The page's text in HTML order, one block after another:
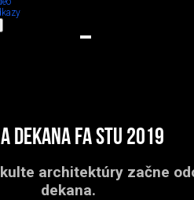
dekana FA STU 2019
architektúry začne
dekana.